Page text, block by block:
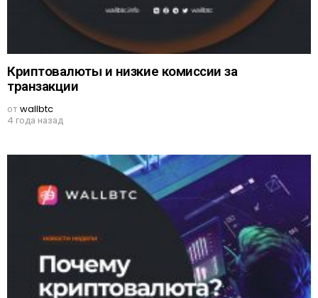
Криптовалюты и низкие комиссии за
транзакции
отwallbtc
4 года назад